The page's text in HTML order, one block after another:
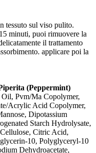
tessuto sul viso pulito.
minuti, puoi rimuovere la
il trattamento
applicare poi la
(Peppermint)
Oil, Pvm/Ma Copolymer,
Acrylic Acid Copolymer,
Dipotassium
Starch Hydrolysate,
Citric Acid,
10, Polyglyceryl-10
Dehydroacetate,